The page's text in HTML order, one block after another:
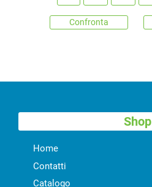
Confronta
Shop
Home
Contatti
Catalogo